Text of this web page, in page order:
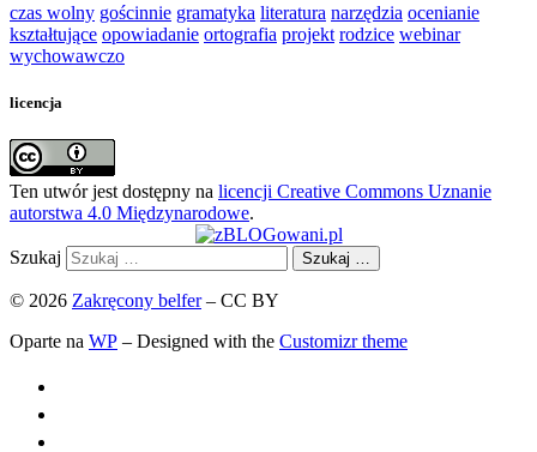
czas wolny gościnnie gramatyka literatura narzędzia ocenianie
kształtujące opowiadanie ortografia projekt rodzice webinar
wychowawczo
licencja
Ten utwór jest dostępny na licencji Creative Commons Uznanie
autorstwa 4.0 Międzynarodowe.
Szukaj Szukaj …
© 2026 Zakręcony belfer– CC BY
Oparte na WP – Designed with the Customizr theme